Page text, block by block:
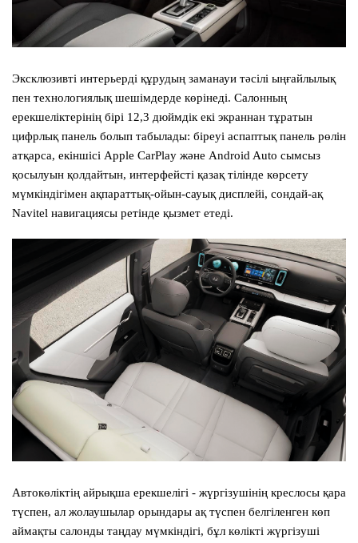
Эксклюзивті интерьерді құрудың заманауи тәсілі ыңғайлылық
пен технологиялық шешімдерде көрінеді. Салонның
ерекшеліктерінің бірі 12,3 дюймдік екі экраннан тұратын
цифрлық панель болып табылады: біреуі аспаптық панель рөлін
атқарса, екіншісі Apple CarPlay және Android Auto сымсыз
қосылуын қолдайтын, интерфейсті қазақ тілінде көрсету
мүмкіндігімен ақпараттық-ойын-сауық дисплейі, сондай-ақ
Navitel навигациясы ретінде қызмет етеді.
Автокөліктің айрықша ерекшелігі - жүргізушінің креслосы қара
түспен, ал жолаушылар орындары ақ түспен белгіленген көп
аймақты салонды таңдау мүмкіндігі, бұл көлікті жүргізуші